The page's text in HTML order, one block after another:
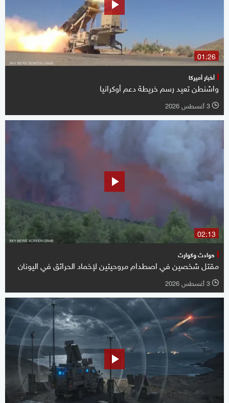
01:26
أخبار أميركا
واشنطن تعيد رسم خريطة دعم أوكرانيا
l 3 أغسطس 2026
02:13
حوادث وكوارث
مقتل شخصين في اصطدام مروحيتين لإخماد الحرائق في اليونان
l 3 أغسطس 2026